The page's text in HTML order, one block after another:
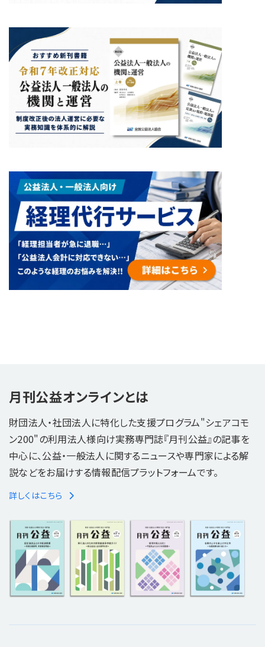
月刊公益オンラインとは
財団法人・社団法人に特化した支援プログラム"シェアコモ
ン200"の利用法人様向け実務専門誌『月刊公益』の記事を
中心に、公益・一般法人に関するニュースや専門家による解
説などをお届けする情報配信プラットフォームです。
詳しくはこちら